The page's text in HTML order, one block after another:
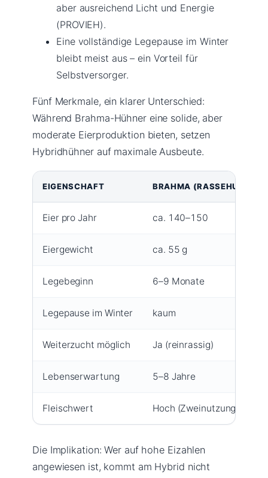
aber ausreichend Licht und Energie
(PROVIEH).
Eine vollständige Legepause im Winter
bleibt meist aus – ein Vorteil für
Selbstversorger.
Fünf Merkmale, ein klarer Unterschied:
Während Brahma-Hühner eine solide, aber
moderate Eierproduktion bieten, setzen
Hybridhühner auf maximale Ausbeute.
EIGENSCHAFT BRAHMA (RASSEHUHN)
Eier pro Jahr ca. 140–150
Eiergewicht ca. 55 g
Legebeginn 6–9 Monate
Legepause im Winter kaum
Weiterzucht möglich Ja (reinrassig)
Lebenserwartung 5–8 Jahre
Fleischwert Hoch (Zweinutzung)
Die Implikation: Wer auf hohe Eizahlen
angewiesen ist, kommt am Hybrid nicht